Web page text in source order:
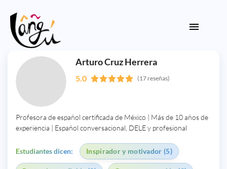
Arturo Cruz Herrera
5.0 (17 reseñas)
Profesora de español certificada de México | Más de 10 años de
experiencia | Español conversacional, DELE y profesional
Estudiantes dicen: Inspirador y motivador (5)